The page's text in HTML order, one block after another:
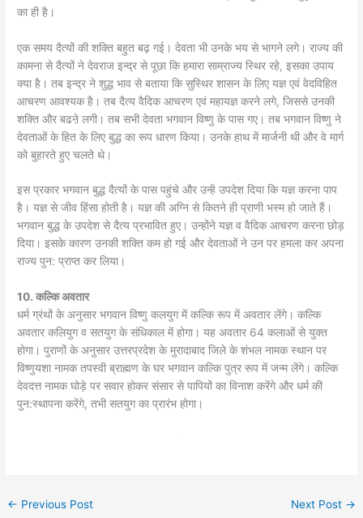
का ही है।
एक समय दैत्यों की शक्ति बहुत बढ़ गई। देवता भी उनके भय से भागने लगे। राज्य की
कामना से दैत्यों ने देवराज इन्द्र से पूछा कि हमारा साम्राज्य स्थिर रहे, इसका उपाय
क्या है। तब इन्द्र ने शुद्ध भाव से बताया कि सुस्थिर शासन के लिए यज्ञ एवं वेदविहित
आचरण आवश्यक है। तब दैत्य वैदिक आचरण एवं महायज्ञ करने लगे, जिससे उनकी
शक्ति और बढऩे लगी। तब सभी देवता भगवान विष्णु के पास गए। तब भगवान विष्णु ने
देवताओं के हित के लिए बुद्ध का रूप धारण किया। उनके हाथ में मार्जनी थी और वे मार्ग
को बुहारते हुए चलते थे।
इस प्रकार भगवान बुद्ध दैत्यों के पास पहुंचे और उन्हें उपदेश दिया कि यज्ञ करना पाप
है। यज्ञ से जीव हिंसा होती है। यज्ञ की अग्नि से कितने ही प्राणी भस्म हो जाते हैं।
भगवान बुद्ध के उपदेश से दैत्य प्रभावित हुए। उन्होंने यज्ञ व वैदिक आचरण करना छोड़
दिया। इसके कारण उनकी शक्ति कम हो गई और देवताओं ने उन पर हमला कर अपना
राज्य पुन: प्राप्त कर लिया।
10. कल्कि अवतार
धर्म ग्रंथों के अनुसार भगवान विष्णु कलयुग में कल्कि रूप में अवतार लेंगे। कल्कि
अवतार कलियुग व सतयुग के संधिकाल में होगा। यह अवतार 64 कलाओं से युक्त
होगा। पुराणों के अनुसार उत्तरप्रदेश के मुरादाबाद जिले के शंभल नामक स्थान पर
विष्णुयशा नामक तपस्वी ब्राह्मण के घर भगवान कल्कि पुत्र रूप में जन्म लेंगे। कल्कि
देवदत्त नामक घोड़े पर सवार होकर संसार से पापियों का विनाश करेंगे और धर्म की
पुन:स्थापना करेंगे, तभी सतयुग का प्रारंभ होगा।
← Previous Post Next Post →